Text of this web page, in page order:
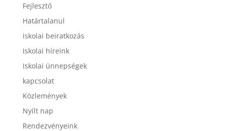
Fejlesztő
Határtalanul
iskolai beiratkozás
Iskolai híreink
Iskolai ünnepségek
kapcsolat
Közlemények
Nyílt nap
Rendezvényeink